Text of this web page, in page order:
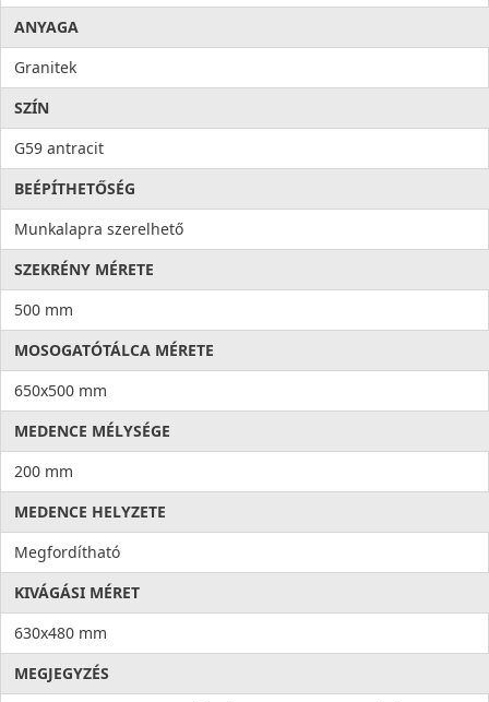
ANYAGA
Granitek
SZÍN
G59 antracit
BEÉPÍTHETŐSÉG
Munkalapra szerelhető
SZEKRÉNY MÉRETE
500 mm
MOSOGATÓTÁLCA MÉRETE
650x500 mm
MEDENCE MÉLYSÉGE
200 mm
MEDENCE HELYZETE
Megfordítható
KIVÁGÁSI MÉRET
630x480 mm
MEGJEGYZÉS